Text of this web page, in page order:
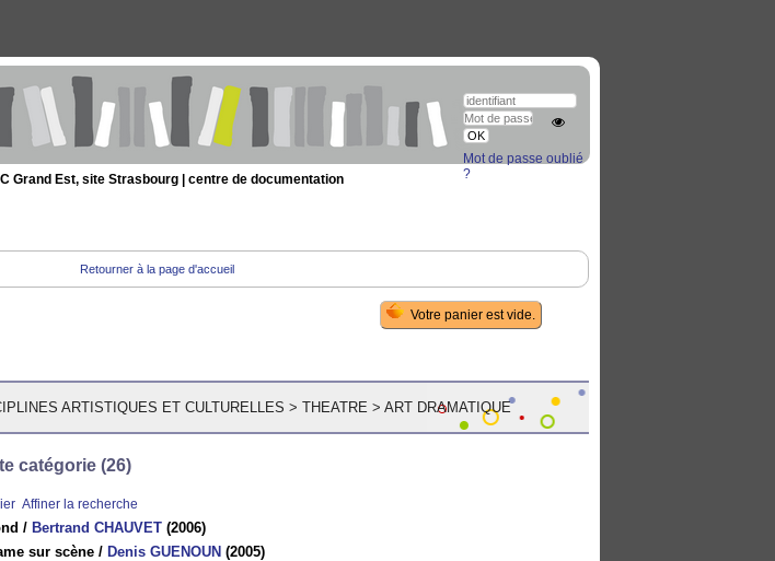
Grand Est, site Strasbourg | centre de documentation
Retourner à la page d'accueil
ARTISTIQUES ET CULTURELLES >THEATRE >ART DRAMATIQUE
catégorie (26)
Affiner la recherche
/ Bertrand CHAUVET (2006)
sur scène / Denis GUENOUN (2005)
Mot de passe oublié
?